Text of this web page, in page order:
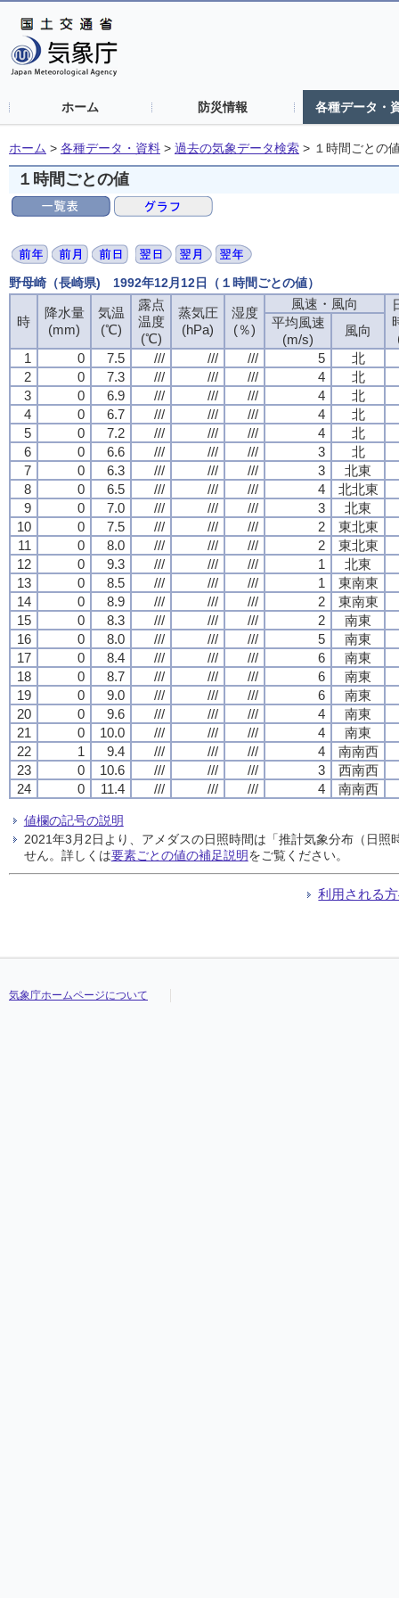
ホーム 防災情報 各種データ・
ホーム > 各種データ・資料 > 過去の気象データ検索 > １時間ごとの
１時間ごとの値
野母崎（長崎県) 1992年12月12日（１時間ごとの値）
時
降水量
(mm)
気温
(℃)
露点
温度
(℃)
蒸気圧
(hPa)
湿度
(％)
風速・風向
平均風速
(m/s)
風向
1
0 7.5 /// /// /// 5
北
2
0 7.3 /// /// /// 4
北
3
0 6.9 /// /// /// 4
北
4
0 6.7 /// /// /// 4
北
5
0 7.2 /// /// /// 4
北
6
0 6.6 /// /// /// 3
北
7
0 6.3 /// /// /// 3
北東
8
0 6.5 /// /// /// 4
北北東
9
0 7.0 /// /// /// 3
北東
10
0 7.5 /// /// /// 2
東北東
11
0 8.0 /// /// /// 2
東北東
12
0 9.3 /// /// /// 1
北東
13
0 8.5 /// /// /// 1
東南東
14
0 8.9 /// /// /// 2
東南東
15
0 8.3 /// /// /// 2
南東
16
0 8.0 /// /// /// 5
南東
17
0 8.4 /// /// /// 6
南東
18
0 8.7 /// /// /// 6
南東
19
0 9.0 /// /// /// 6
南東
20
0 9.6 /// /// /// 4
南東
21
0 10.0 /// /// /// 4
南東
22
1 9.4 /// /// /// 4
南南西
23
0 10.6 /// /// /// 3
西南西
24
0 11.4 /// /// /// 4 南南西
値欄の記号の説明
2021年3月2日より、アメダスの日照時間は「推計気象分布（日
せん。詳しくは要素ごとの値の補足説明をご覧ください。
利用される
気象庁ホームページについて